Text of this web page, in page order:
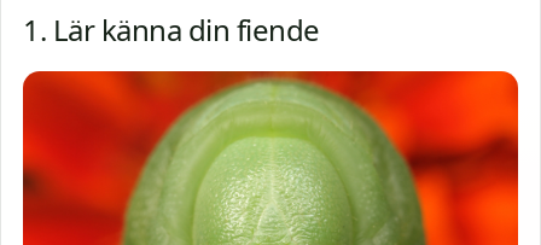
1. Lär känna din fiende